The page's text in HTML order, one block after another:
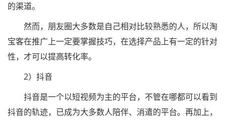
的渠道。
然而，朋友圈大多数是自己相对比较熟悉的人，所以淘
宝客在推广上一定要掌握技巧，在选择产品上有一定的针对
性，才可以提高转化率。
2）抖音
抖音是一个以短视频为主的平台，不管在哪都可以看到
抖音的轨迹，已成为大多数人陪伴、消遣的平台。再加上，